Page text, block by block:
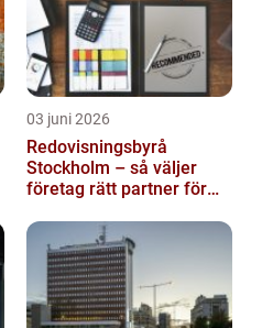
03 juni 2026
Redovisningsbyrå
Stockholm – så väljer
företag rätt partner för